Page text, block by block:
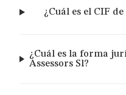
¿Cuál es el CIF de
¿Cuál es la forma
Assessors Sl?